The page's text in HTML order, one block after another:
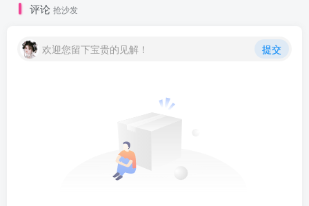
评论 抢沙发
欢迎您留下宝贵的见解！ 提交